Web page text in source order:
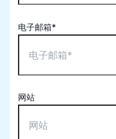
电子邮箱*
网站